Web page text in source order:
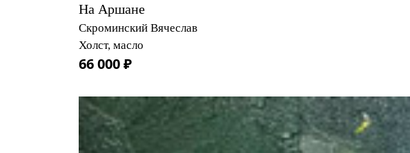
На Аршане
Скроминский Вячеслав
Холст, масло
66 000 ₽